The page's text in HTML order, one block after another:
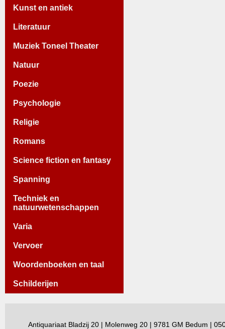
Kunst en antiek
Literatuur
Muziek Toneel Theater
Natuur
Poezie
Psychologie
Religie
Romans
Science fiction en fantasy
Spanning
Techniek en
natuurwetenschappen
Varia
Vervoer
Woordenboeken en taal
Schilderijen
Antiquariaat Bladzij 20 | Molenweg 20 | 9781 GM Bedum |